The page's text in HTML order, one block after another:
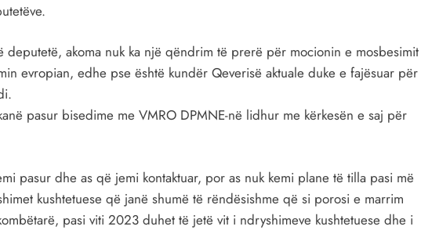
deputetë, akoma nuk ka një qëndrim të prerë për mocionin e mosbesimit
evropian, edhe pse është kundër Qeverisë aktuale duke e fajësuar për
pasur bisedime me VMRO DPMNE-në lidhur me kërkesën e saj për
pasur dhe as që jemi kontaktuar, por as nuk kemi plane të tilla pasi më
kushtetuese që janë shumë të rëndësishme që si porosi e marrim
pasi viti 2023 duhet të jetë vit i ndryshimeve kushtetuese dhe i